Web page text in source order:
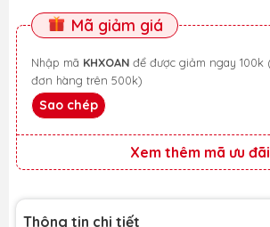
Mã giảm giá
Nhập mã KHXOAN
đơn hàng trên 500k)
Sao chép
Xem thêm mã ưu đãi
Thông tin chi tiết